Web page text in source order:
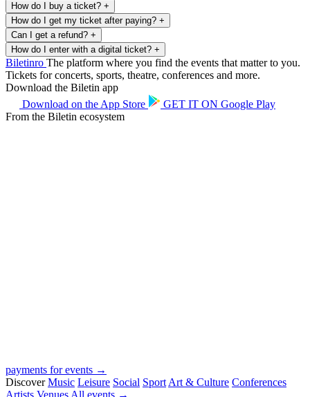
How do I buy a ticket? +
How do I get my ticket after paying? +
Can I get a refund? +
How do I enter with a digital ticket? +
Biletinro The platform where you find the events that matter to you.
Tickets for concerts, sports, theatre, conferences and more.
Download the Biletin app
Download on the App Store GET IT ON Google Play
From the Biletin ecosystem
payments for events →
Discover Music Leisure Social Sport Art & Culture Conferences